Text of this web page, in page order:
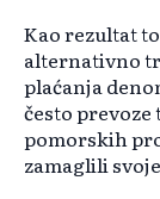
Kao rezultat
alternativno
plaćanja
često
pomorskih
zamaglili